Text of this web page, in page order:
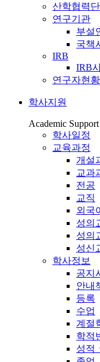
산학협력
연구기관
부설
국책
IRB
IRB
연구자현
학사지원
Academic Support
학사일정
교육과정
개설
교과
전공
교직
외국
성의
성의
성신
학사정보
공지
안내
등록
수업
계절
학적
성적